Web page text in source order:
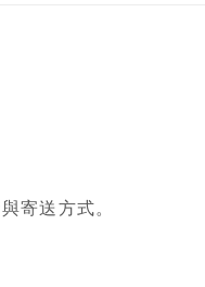
寄送方式。